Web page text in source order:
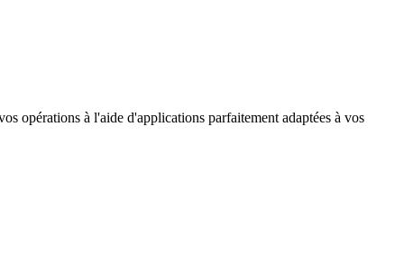
opérations à l'aide d'applications parfaitement adaptées à vos